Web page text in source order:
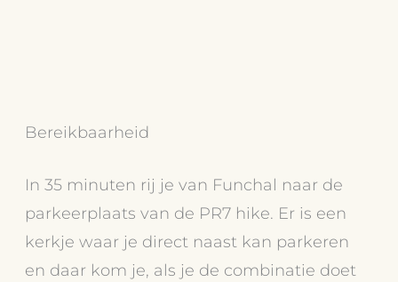
Bereikbaarheid
In 35 minuten rij je van Funchal naar de
parkeerplaats van de PR7 hike. Er is een
kerkje waar je direct naast kan parkeren
en daar kom je, als je de combinatie doet